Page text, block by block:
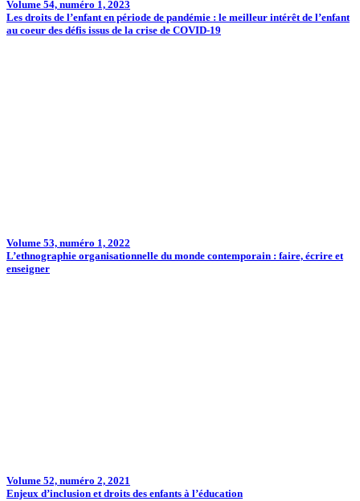
Volume 54, numéro 1, 2023
Les droits de l’enfant en période de pandémie : le meilleur intérêt de l’enfant
au coeur des défis issus de la crise de COVID-19
Volume 53, numéro 1, 2022
L’ethnographie organisationnelle du monde contemporain : faire, écrire et
enseigner
Volume 52, numéro 2, 2021
Enjeux d’inclusion et droits des enfants à l’éducation